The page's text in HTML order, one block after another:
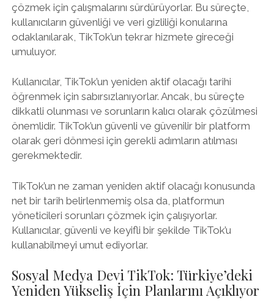
çözmek için çalışmalarını sürdürüyorlar. Bu süreçte,
kullanıcıların güvenliği ve veri gizliliği konularına
odaklanılarak, TikTok’un tekrar hizmete gireceği
umuluyor.
Kullanıcılar, TikTok’un yeniden aktif olacağı tarihi
öğrenmek için sabırsızlanıyorlar. Ancak, bu süreçte
dikkatli olunması ve sorunların kalıcı olarak çözülmesi
önemlidir. TikTok’un güvenli ve güvenilir bir platform
olarak geri dönmesi için gerekli adımların atılması
gerekmektedir.
TikTok’un ne zaman yeniden aktif olacağı konusunda
net bir tarih belirlenmemiş olsa da, platformun
yöneticileri sorunları çözmek için çalışıyorlar.
Kullanıcılar, güvenli ve keyifli bir şekilde TikTok’u
kullanabilmeyi umut ediyorlar.
Sosyal Medya Devi TikTok: Türkiye’deki
Yeniden Yükseliş İçin Planlarını Açıklıyor